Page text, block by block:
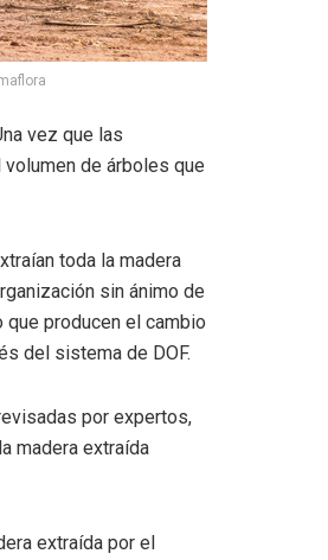
vez que las
de árboles que
toda la madera
sin ánimo de
producen el cambio
del sistema de DOF.
por expertos,
madera extraída
extraída por el